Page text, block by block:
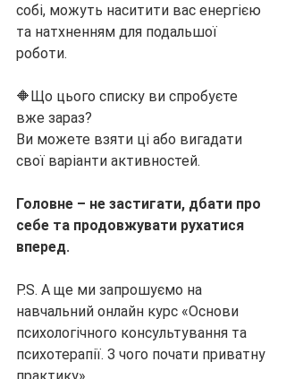
собі, можуть наситити вас енергією
та натхненням для подальшої
роботи.
🔶Що цього списку ви спробуєте
вже зараз?
Ви можете взяти ці або вигадати
свої варіанти активностей.
Головне – не застигати, дбати про
себе та продовжувати рухатися
вперед.
P.S. А ще ми запрошуємо на
навчальний онлайн курс «Основи
психологічного консультування та
психотерапії. З чого почати приватну